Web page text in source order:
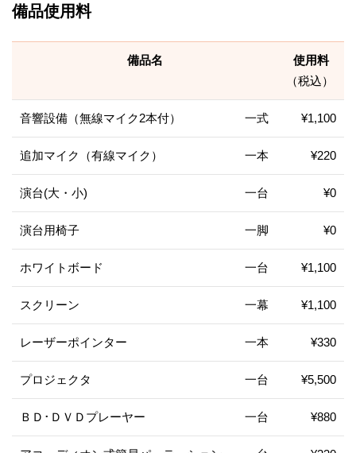
備品使用料
備品名
使用料
（税込）
音響設備（無線マイク2本付） 一式 ¥1,100
追加マイク（有線マイク） 一本 ¥220
演台(大・小) 一台 ¥0
演台用椅子 一脚 ¥0
ホワイトボード 一台 ¥1,100
スクリーン 一幕 ¥1,100
レーザーポインター 一本 ¥330
プロジェクタ 一台 ¥5,500
ＢＤ･ＤＶＤプレーヤー 一台 ¥880